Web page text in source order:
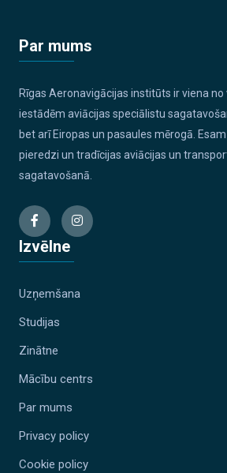
Par mums
Rīgas Aeronavigācijas institūts ir viena
iestādēm aviācijas speciālistu
bet arī Eiropas un pasaules mērogā.
pieredzi un tradīcijas aviācijas un
sagatavošanā.
Izvēlne
Uzņemšana
Studijas
Zinātne
Mācību centrs
Par mums
Privacy policy
Cookie policy